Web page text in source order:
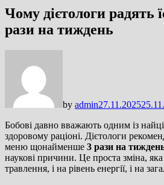
Чому дієтологи радять
рази на тиждень
by admin27.11.2025
Бобові давно вважають одним із
здоровому раціоні. Дієтологи
меню щонайменше 3 рази на
наукові причини. Це проста зміна,
травлення, і на рівень енергії, і на